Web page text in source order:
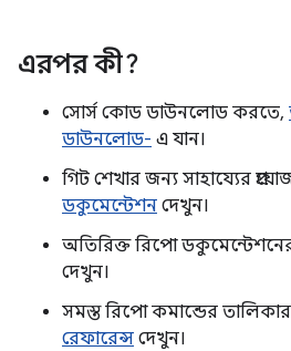
এরপর কী?
সোর্স কোড ডাউনলোড করতে,
ডাউনলোড- এ যান।
গিট শেখার জন্য সাহায্যের
ডকুমেন্টেশন দেখুন।
অতিরিক্ত রিপো
দেখুন।
সমস্ত রিপো কমান্ডের
রেফারেন্স দেখুন।